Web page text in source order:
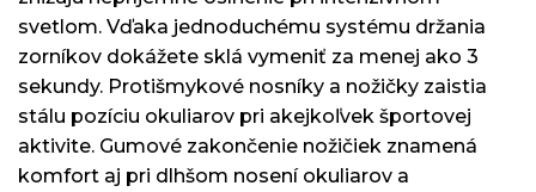
svetlom. Vďaka jednoduchému systému držania
zorníkov dokážete sklá vymeniť za menej ako 3
sekundy. Protišmykové nosníky a nožičky zaistia
stálu pozíciu okuliarov pri akejkoľvek športovej
aktivite. Gumové zakončenie nožičiek znamená
komfort aj pri dlhšom nosení okuliarov a